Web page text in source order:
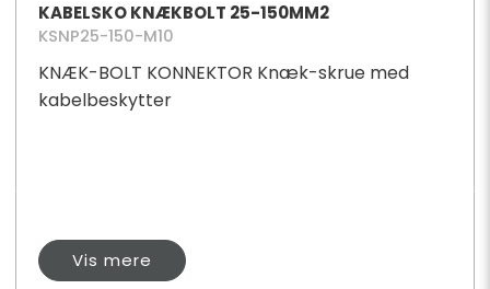
KABELSKO KNÆKBOLT 25-150MM2
KSNP25-150-M10
KNÆK-BOLT KONNEKTOR Knæk-skrue med
kabelbeskytter
Vis mere